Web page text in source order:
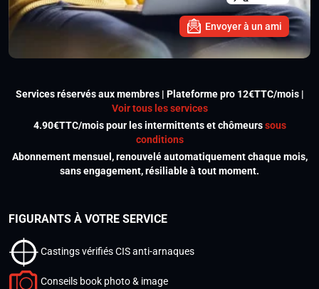
Envoyer à un ami
Services réservés aux membres | Plateforme pro 12€TTC/mois |
Voir tous les services
4.90€TTC/mois pour les intermittents et chômeurssous
conditions
Abonnement mensuel, renouvelé automatiquement chaque mois,
sans engagement, résiliable à tout moment.
FIGURANTS À VOTRE SERVICE
Castings vérifiés CIS anti-arnaques
Conseils book photo & image